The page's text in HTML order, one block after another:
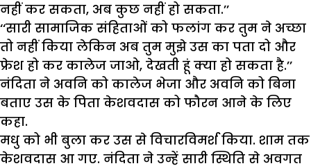
नहीं कर सकता, अब कुछ नहीं हो सकता.’’
‘‘सारी सामाजिक संहिताओं को फलांग कर तुम ने अच्छा
तो नहीं किया लेकिन अब तुम मुझे उस का पता दो और
फ्रेश हो कर कालेज जाओ, देखती हूं क्या हो सकता है.’’
नंदिता ने अवनि को कालेज भेजा और अवनि को बिना
बताए उस के पिता केशवदास को फौरन आने के लिए
कहा.
मधु को भी बुला कर उस से विचारविमर्श किया. शाम तक
केशवदास आ गए. नंदिता ने उन्हें सारी स्थिति से अवगत